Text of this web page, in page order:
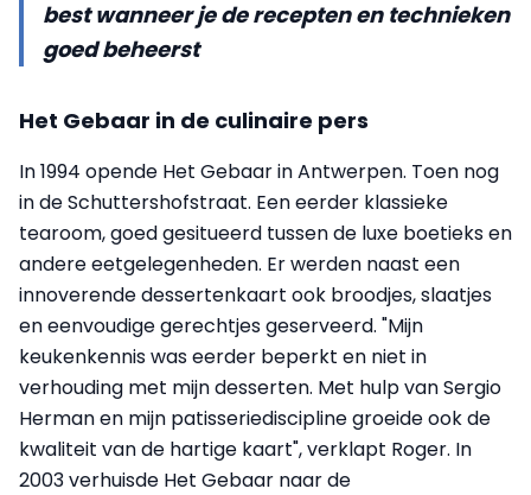
best wanneer je de recepten en technieken
goed beheerst
Het Gebaar in de culinaire pers
In 1994 opende Het Gebaar in Antwerpen. Toen nog
in de Schuttershofstraat. Een eerder klassieke
tearoom, goed gesitueerd tussen de luxe boetieks en
andere eetgelegenheden. Er werden naast een
innoverende dessertenkaart ook broodjes, slaatjes
en eenvoudige gerechtjes geserveerd. "Mijn
keukenkennis was eerder beperkt en niet in
verhouding met mijn desserten. Met hulp van Sergio
Herman en mijn patisseriediscipline groeide ook de
kwaliteit van de hartige kaart", verklapt Roger. In
2003 verhuisde Het Gebaar naar de